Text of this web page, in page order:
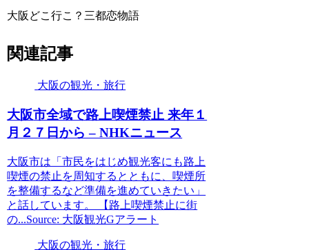
大阪どこ行こ？三都恋物語
関連記事
大阪の観光・旅行
大阪市全域で路上喫煙禁止 来年１
月２７日から – NHKニュース
大阪市は「市民をはじめ観光客にも路上
喫煙の禁止を周知するとともに、喫煙所
を整備するなど準備を進めていきたい」
と話しています。 【路上喫煙禁止に街
の...Source: 大阪観光Gアラート
大阪の観光・旅行